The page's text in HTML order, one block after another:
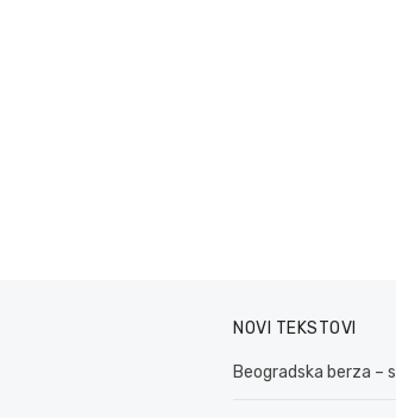
NOVI TEKSTOVI
Beogradska berza